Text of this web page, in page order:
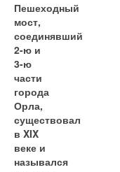
Пешеходный
мост,
соединявший
2-ю и
3-ю
части
города
Орла,
существовал
в XIX
веке и
назывался